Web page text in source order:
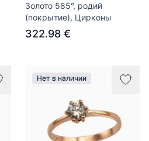
Золото 585°, родий
(покрытие), Цирконы
322.98 €
Нет в наличии